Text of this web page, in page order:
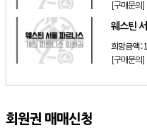
[구매문의]
웨스틴
희망금액 :
[구매문의]
회원권 매매신청